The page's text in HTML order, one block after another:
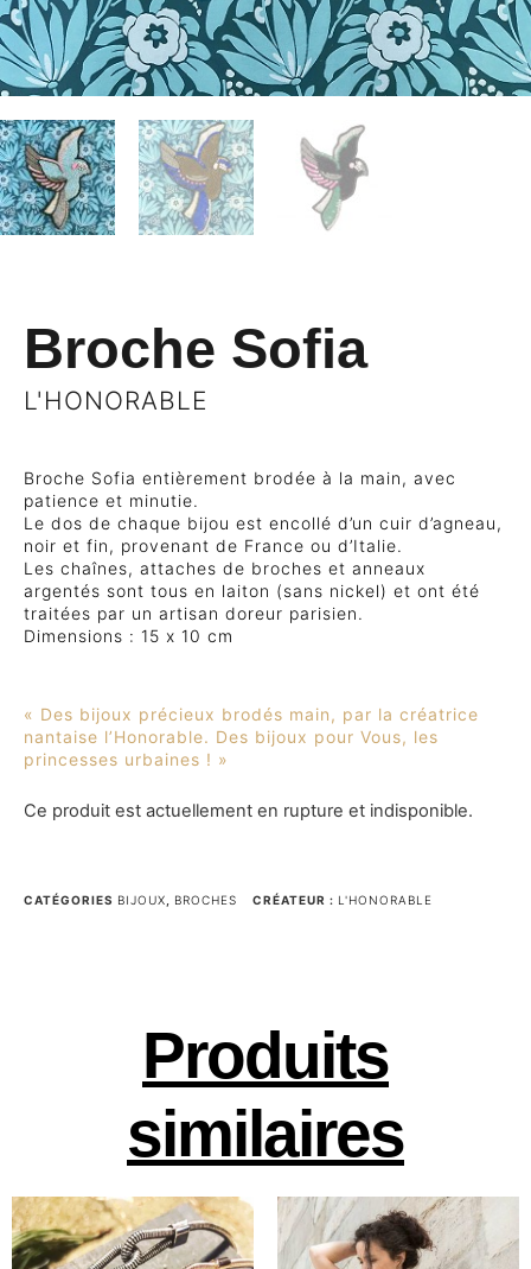
Broche Sofia
L'HONORABLE
Broche Sofia entièrement brodée à la main, avec
patience et minutie.
Le dos de chaque bijou est encollé d’un cuir d’agneau,
noir et fin, provenant de France ou d’Italie.
Les chaînes, attaches de broches et anneaux
argentés sont tous en laiton (sans nickel) et ont été
traitées par un artisan doreur parisien.
Dimensions : 15 x 10 cm
« Des bijoux précieux brodés main, par la créatrice
nantaise l’Honorable. Des bijoux pour Vous, les
princesses urbaines ! »
Ce produit est actuellement en rupture et indisponible.
CATÉGORIES BIJOUX BROCHES CRÉATEUR : L'HONORABLE
Produits
similaires